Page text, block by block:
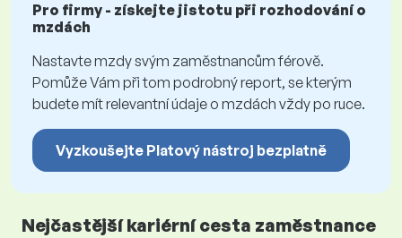
Pro firmy - získejte jistotu při rozhodování o
mzdách
Nastavte mzdy svým zaměstnancům férově.
Pomůže Vám při tom podrobný report, se kterým
budete mít relevantní údaje o mzdách vždy po ruce.
Vyzkoušejte Platový nástroj bezplatně
Nejčastější kariérní cesta zaměstnance